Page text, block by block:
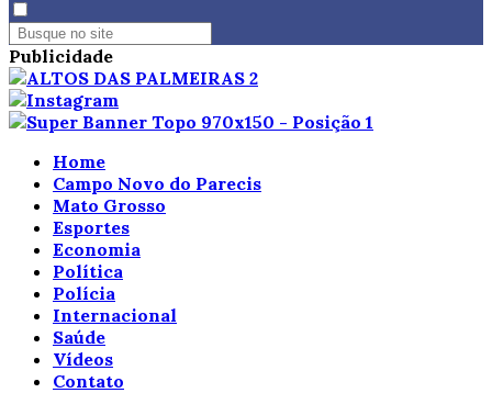
Publicidade
Home
Campo Novo do Parecis
Mato Grosso
Esportes
Economia
Política
Polícia
Internacional
Saúde
Vídeos
Contato